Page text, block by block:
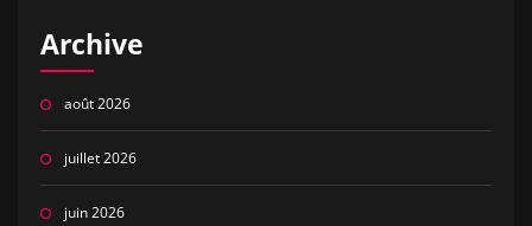
Archive
août 2026
juillet 2026
juin 2026